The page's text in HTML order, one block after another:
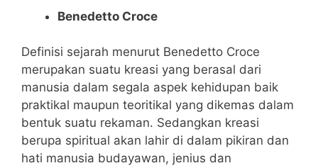
Benedetto Croce
Definisi sejarah menurut Benedetto Croce
merupakan suatu kreasi yang berasal dari
manusia dalam segala aspek kehidupan baik
praktikal maupun teoritikal yang dikemas dalam
bentuk suatu rekaman. Sedangkan kreasi
berupa spiritual akan lahir di dalam pikiran dan
hati manusia budayawan, jenius dan